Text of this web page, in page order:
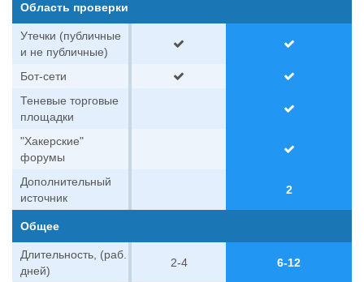
Область проверки
Утечки (публичные
и не публичные)
Бот-сети
Теневые торговые
площадки
"Хакерские"
форумы
Дополнительный
источник
2
Общее
Длительность, (раб.
дней)
2-4 6-12